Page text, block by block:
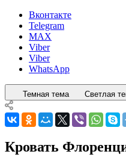
Вконтакте
Telegram
MAX
Viber
Viber
WhatsApp
Темная тема Светлая
Кровать